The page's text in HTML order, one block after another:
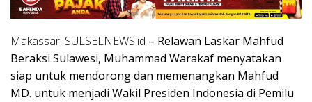
Makassar, SULSELNEWS.id – Relawan Laskar Mahfud
Beraksi Sulawesi, Muhammad Warakaf menyatakan
siap untuk mendorong dan memenangkan Mahfud
MD. untuk menjadi Wakil Presiden Indonesia di Pemilu